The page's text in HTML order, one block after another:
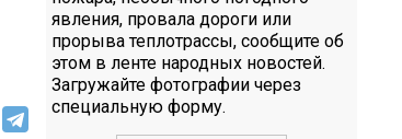
явления, провала дороги или
прорыва теплотрассы, сообщите об
этом в ленте народных новостей.
Загружайте фотографии через
специальную форму.